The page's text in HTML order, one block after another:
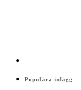
Populära inlägg